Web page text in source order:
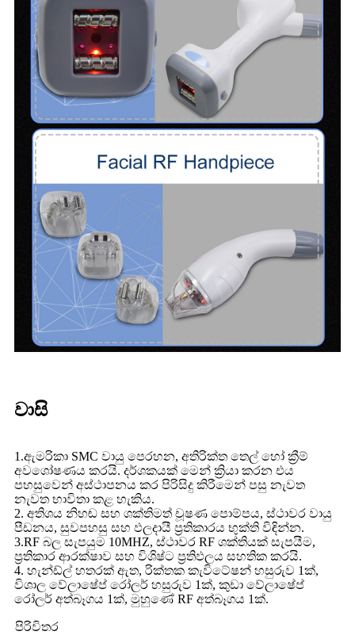
වාසි
1.ඇමරිකා SMC වායු පෙරහන, අතිරික්ත තෙල් හෝ ක්‍රීම්
අවශෝෂණය කරයි. දර්ශකයක් මෙන් ක්‍රියා කරන එය
පහසුවෙන් අස්ථාපනය කර පිරිසිදු කිරීමෙන් පසු නැවත
නැවත භාවිතා කළ හැකිය.
2. අතිශය නිහඬ සහ ශක්තිමත් චූෂණ පොම්පය, ස්ථාවර වායු
පීඩනය, සුවපහසු සහ ඵලදායී ප්‍රතිකාරය භුක්ති විඳින්න.
3.RF බල සැපයුම 10MHZ, ස්ථාවර RF ශක්තියක් සැපයීම,
ප්‍රතිකාර ආරක්ෂාව සහ විශිෂ්ට ප්‍රතිඵලය සහතික කරයි.
4. හැන්ඩ්ල් හතරක් ඇත, රික්තක කැවිටේෂන් හසුරුව 1ක්,
විශාල වේලාෂේප් රෝලර් හසුරුව 1ක්, කුඩා වේලාෂේප්
රෝලර් අත්බෑගය 1ක්, මුහුණේ RF අත්බෑගය 1ක්.
පිරිවිතර